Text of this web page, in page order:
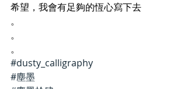
希望，我會有足夠的恆心寫下去
。
。
。
#dusty_calligraphy
#塵墨